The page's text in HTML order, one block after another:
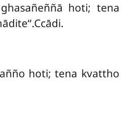
hoti; tena
hoti; tena kvattho